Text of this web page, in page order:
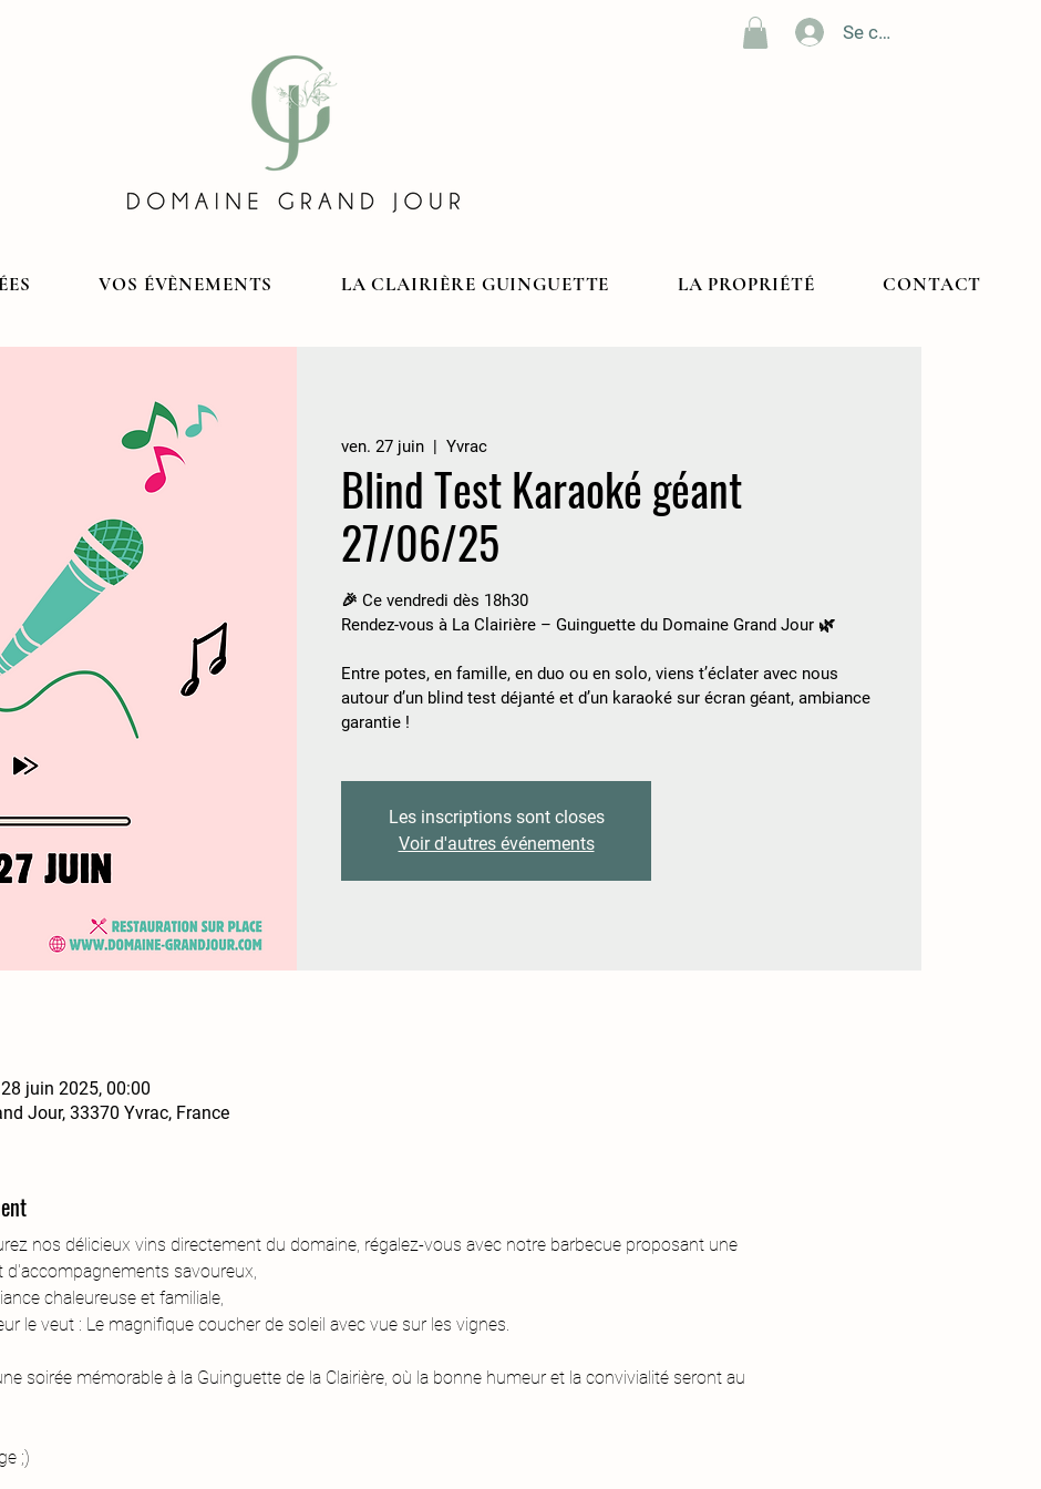
Se connecter
VOS ÉVÈNEMENTS LA CLAIRIÈRE GUINGUETTE LA PROPRIÉTÉ CONTACT
ven. 27 juin
  |
Yvrac
Blind Test Karaoké géant
27/06/25
🎉 Ce vendredi dès 18h30
Rendez-vous à La Clairière – Guinguette du Domaine Grand Jour 🌿
Entre potes, en famille, en duo ou en solo, viens t’éclater avec nous
autour d’un blind test déjanté et d’un karaoké sur écran géant, ambiance
Les inscriptions sont closes
Voir d'autres événements
juin 2025, 00:00
Jour, 33370 Yvrac, France
nos délicieux vins directement du domaine, régalez-vous avec notre barbecue proposant une
d'accompagnements savoureux,
chaleureuse et familiale,
le veut : Le magnifique coucher de soleil avec vue sur les vignes.
soirée mémorable à la Guinguette de la Clairière, où la bonne humeur et la convivialité seront au
;)